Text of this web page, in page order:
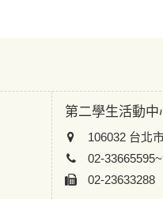
第二學生活動中
106032 台北
02-
02-23633288